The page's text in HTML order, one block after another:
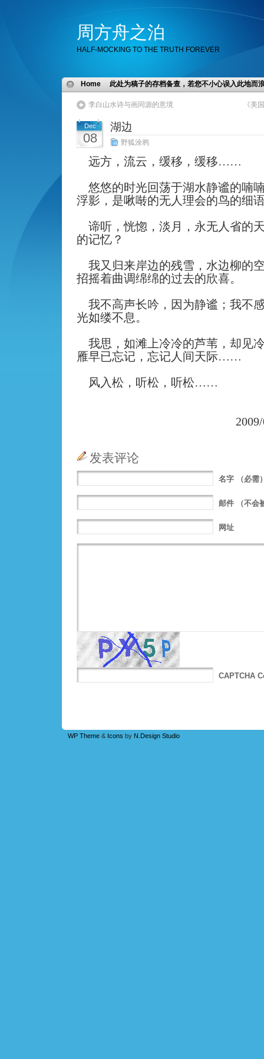
周方舟之泊
HALF-MOCKING TO THE TRUTH FOREVER
Home 此处为稿子的存档备查，若您不小心误入此地而
李白山水诗与画同源的意境 《美
Dec
08
湖边
野狐涂鸦
远方，流云，缓移，缓移……
悠悠的时光回荡于湖水静谧的喃
浮影，是啾啭的无人理会的鸟的
谛听，恍惚，淡月，永无人省的
的记忆？
我又归来岸边的残雪，水边柳的
招摇着曲调绵绵的过去的欣喜。
我不高声长吟，因为静谧；我不
光如缕不息。
我思，如滩上冷冷的芦苇，却见
雁早已忘记，忘记人间天际……
风入松，听松，听松……
发表评论
名字 （必需
邮件 （不会
网址
CAPTCHA
WP Theme & Icons by N.Design Studio